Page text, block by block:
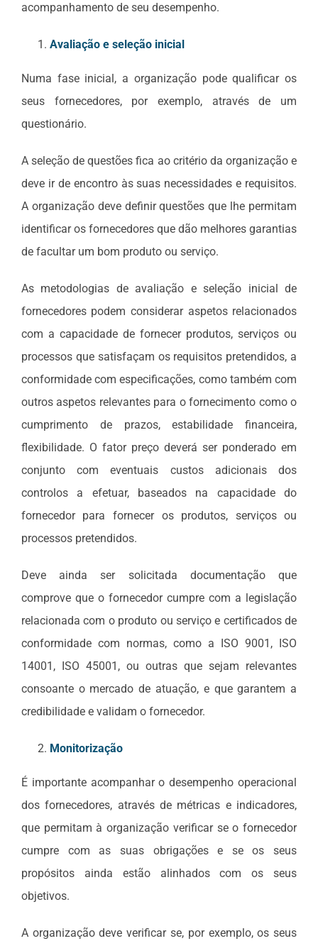
acompanhamento de seu desempenho.
Avaliação e seleção inicial
Numa fase inicial, a organização pode qualificar os
seus fornecedores, por exemplo, através de um
questionário.
A seleção de questões fica ao critério da organização e
deve ir de encontro às suas necessidades e requisitos.
A organização deve definir questões que lhe permitam
identificar os fornecedores que dão melhores garantias
de facultar um bom produto ou serviço.
As metodologias de avaliação e seleção inicial de
fornecedores podem considerar aspetos relacionados
com a capacidade de fornecer produtos, serviços ou
processos que satisfaçam os requisitos pretendidos, a
conformidade com especificações, como também com
outros aspetos relevantes para o fornecimento como o
cumprimento de prazos, estabilidade financeira,
flexibilidade. O fator preço deverá ser ponderado em
conjunto com eventuais custos adicionais dos
controlos a efetuar, baseados na capacidade do
fornecedor para fornecer os produtos, serviços ou
processos pretendidos.
Deve ainda ser solicitada documentação que
comprove que o fornecedor cumpre com a legislação
relacionada com o produto ou serviço e certificados de
conformidade com normas, como a ISO 9001, ISO
14001, ISO 45001, ou outras que sejam relevantes
consoante o mercado de atuação, e que garantem a
credibilidade e validam o fornecedor.
Monitorização
É importante acompanhar o desempenho operacional
dos fornecedores, através de métricas e indicadores,
que permitam à organização verificar se o fornecedor
cumpre com as suas obrigações e se os seus
propósitos ainda estão alinhados com os seus
objetivos.
A organização deve verificar se, por exemplo, os seus